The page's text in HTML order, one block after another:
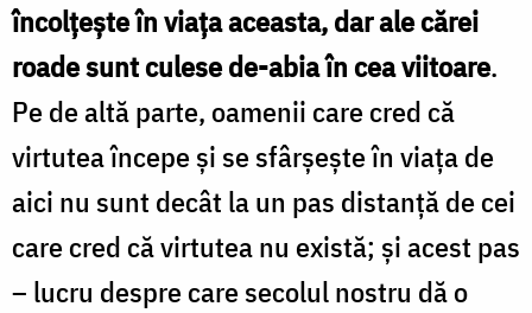
încolțește în viața aceasta, dar ale cărei
roade sunt culese de-abia în cea viitoare.
Pe de altă parte, oamenii care cred că
virtutea începe și se sfârșește în via­ța de
aici nu sunt decât la un pas distanță de cei
care cred că virtutea nu există; și acest pas
– lucru despre care secolul nostru dă o